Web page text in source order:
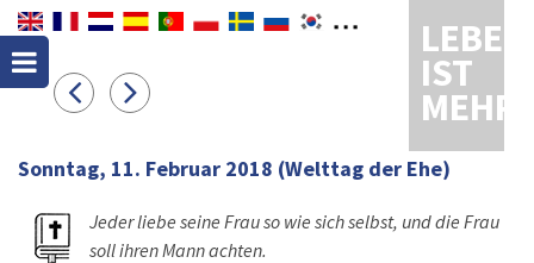
LEBEN
IST
MEHR
Sonntag, 11. Februar 2018 (Welttag der Ehe)
Jeder liebe seine Frau so wie sich selbst, und die Frau
soll ihren Mann achten.